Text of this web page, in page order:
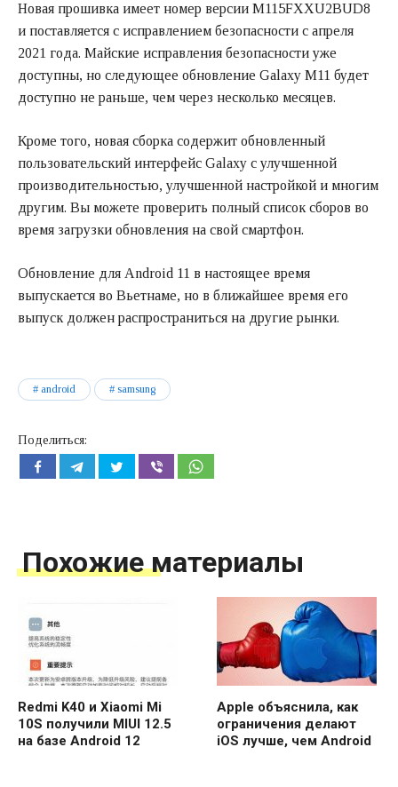
Новая прошивка имеет номер версии M115FXXU2BUD8
и поставляется с исправлением безопасности с апреля
2021 года. Майские исправления безопасности уже
доступны, но следующее обновление Galaxy M11 будет
доступно не раньше, чем через несколько месяцев.
Кроме того, новая сборка содержит обновленный
пользовательский интерфейс Galaxy с улучшенной
производительностью, улучшенной настройкой и многим
другим. Вы можете проверить полный список сборов во
время загрузки обновления на свой смартфон.
Обновление для Android 11 в настоящее время
выпускается во Вьетнаме, но в ближайшее время его
выпуск должен распространиться на другие рынки.
android samsung
Поделиться:
Похожие материалы
Redmi K40 и Xiaomi Mi
10S получили MIUI 12.5
на базе Android 12
Apple объяснила, как
ограничения делают
iOS лучше, чем Android